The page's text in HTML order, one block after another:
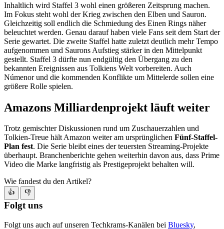
Inhaltlich wird Staffel 3 wohl einen größeren Zeitsprung machen.
Im Fokus steht wohl der Krieg zwischen den Elben und Sauron.
Gleichzeitig soll endlich die Schmiedung des Einen Rings näher
beleuchtet werden. Genau darauf haben viele Fans seit dem Start der
Serie gewartet. Die zweite Staffel hatte zuletzt deutlich mehr Tempo
aufgenommen und Saurons Aufstieg stärker in den Mittelpunkt
gestellt. Staffel 3 dürfte nun endgültig den Übergang zu den
bekannten Ereignissen aus Tolkiens Welt vorbereiten. Auch
Númenor und die kommenden Konflikte um Mittelerde sollen eine
größere Rolle spielen.
Amazons Milliardenprojekt läuft weiter
Trotz gemischter Diskussionen rund um Zuschauerzahlen und
Tolkien-Treue hält Amazon weiter am ursprünglichen Fünf-Staffel-
Plan fest. Die Serie bleibt eines der teuersten Streaming-Projekte
überhaupt. Branchenberichte gehen weiterhin davon aus, dass Prime
Video die Marke langfristig als Prestigeprojekt behalten will.
Wie fandest du den Artikel?
👍 👎
Folgt uns
Folgt uns auch auf unseren Techkrams-Kanälen bei Bluesky,